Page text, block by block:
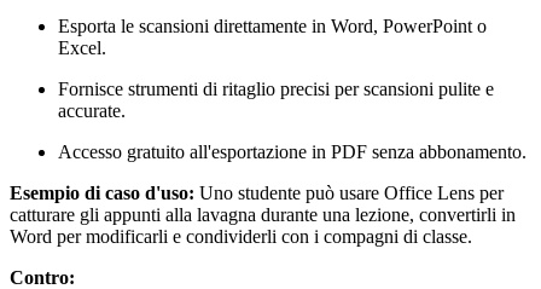
Esporta le scansioni direttamente in Word, PowerPoint o
Excel.
Fornisce strumenti di ritaglio precisi per scansioni pulite e
accurate.
Accesso gratuito all'esportazione in PDF senza abbonamento.
Esempio di caso d'uso: Uno studente può usare Office Lens per
catturare gli appunti alla lavagna durante una lezione, convertirli in
Word per modificarli e condividerli con i compagni di classe.
Contro: